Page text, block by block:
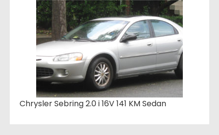
Chrysler Sebring 2.0 i 16V 141 KM Sedan